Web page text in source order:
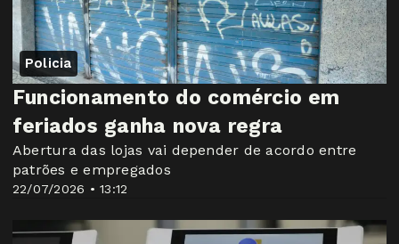
Policia
22/07/2026 • 13:12
Funcionamento do comércio em
feriados ganha nova regra
Abertura das lojas vai depender de acordo entre
patrões e empregados